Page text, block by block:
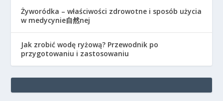
Żyworódka – właściwości zdrowotne i sposób użycia
w medycynie自然nej
Jak zrobić wodę ryżową? Przewodnik po
przygotowaniu i zastosowaniu